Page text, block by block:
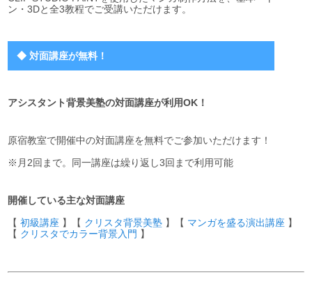
ン・3Dと全3教程でご受講いただけます。
◆ 対面講座が無料！
アシスタント背景美塾の対面講座が利用OK！
原宿教室で開催中の対面講座を無料でご参加いただけます！
※月2回まで。同一講座は繰り返し3回まで利用可能
開催している主な対面講座
【 初級講座 】【 クリスタ背景美塾 】【 マンガを盛る演出講座 】
【 クリスタでカラー背景入門 】